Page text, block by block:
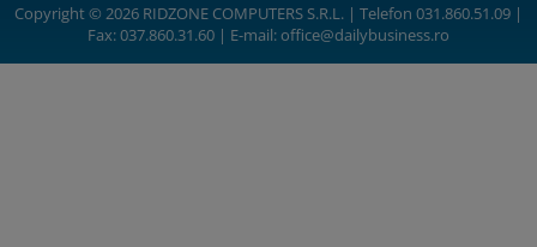
Copyright © 2026 RIDZONE COMPUTERS S.R.L. | Telefon 031.860.51.09 |
Fax: 037.860.31.60 | E-mail:office@dailybusiness.ro